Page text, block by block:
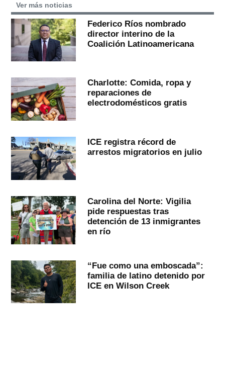
Ver más noticias
Federico Ríos nombrado
director interino de la
Coalición Latinoamericana
Charlotte: Comida, ropa y
reparaciones de
electrodomésticos gratis
ICE registra récord de
arrestos migratorios en julio
Carolina del Norte: Vigilia
pide respuestas tras
detención de 13 inmigrantes
en río
“Fue como una emboscada”:
familia de latino detenido por
ICE en Wilson Creek